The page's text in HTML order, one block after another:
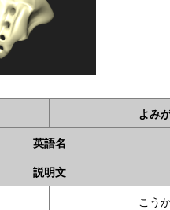
よみ
英語名
説明文
こう